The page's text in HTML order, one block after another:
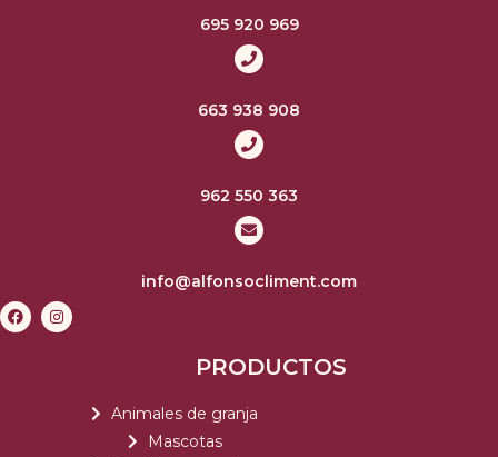
695 920 969
663 938 908
962 550 363
info@alfonsocliment.com
PRODUCTOS
Animales de granja
Mascotas